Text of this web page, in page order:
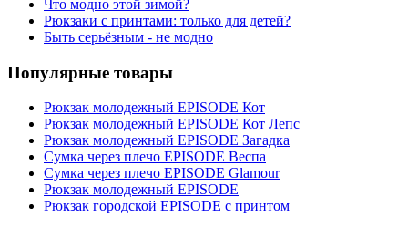
Что модно этой зимой?
Рюкзаки с принтами: только для детей?
Быть серьёзным - не модно
Популярные товары
Рюкзак молодежный EPISODE Кот
Рюкзак молодежный EPISODE Кот Лепс
Рюкзак молодежный EPISODE Загадка
Сумка через плечо EPISODE Веспа
Сумка через плечо EPISODE Glamour
Рюкзак молодежный EPISODE
Рюкзак городской EPISODE с принтом